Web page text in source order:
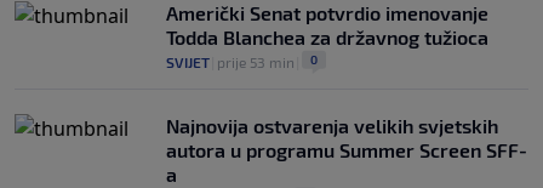
Američki Senat potvrdio imenovanje
Todda Blanchea za državnog tužioca
SVIJET prije 53 min 0
Najnovija ostvarenja velikih svjetskih
autora u programu Summer Screen SFF-
a